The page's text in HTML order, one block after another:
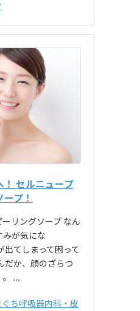
セルニュープ
プ！
リングソープ なん
みが気にな
出てしまって困って
だか、顔のざらつ
。 …
ち呼吸器内科・皮